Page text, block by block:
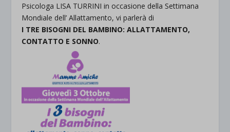
Psicologa LISA TURRINI in occasione della Settimana
Mondiale dell’ Allattamento, vi parlerà di
I TRE BISOGNI DEL BAMBINO: ALLATTAMENTO,
CONTATTO E SONNO.